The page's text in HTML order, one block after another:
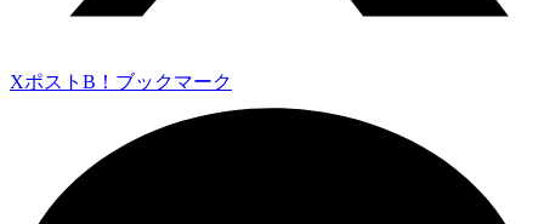
Xポスト B！ブックマーク